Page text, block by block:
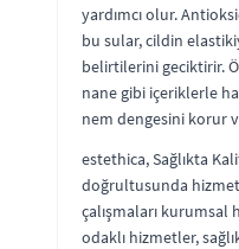
yardımcı olur.
bu sular, cildin
belirtilerini geciktirir.
nane gibi içeriklerle
nem dengesini korur
estethica, Sağlıkta
doğrultusunda
çalışmaları kurumsal
odaklı hizmetler,